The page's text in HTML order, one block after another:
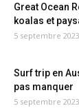
Great Ocean
koalas et
5 septembre 2023
Surf trip en
pas manquer
5 septembre 2023